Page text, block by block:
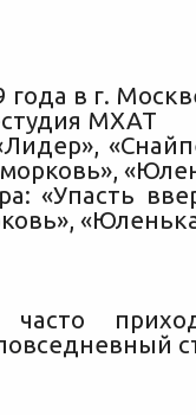
года в г.
МХАТ
«Упасть